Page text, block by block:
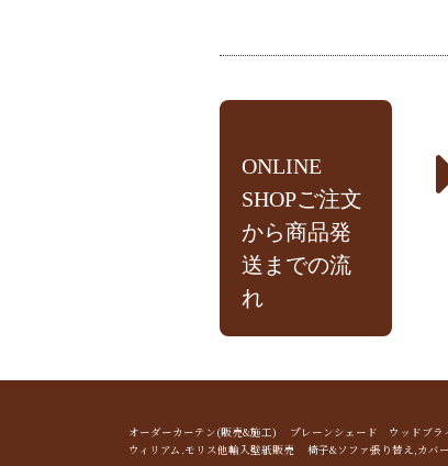
ONLINE
SHOPご注文
から商品発
送までの流
れ
オーダーカーテン(販売&施工) プレーンシェード ウッドブ
ウィリアム.モリス他輸入壁紙販売 椅子&ソファ張り替え,カ